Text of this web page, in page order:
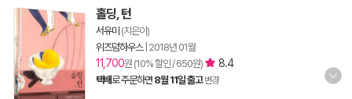
홀딩, 턴
서유미 (지은이)
위즈덤하우스| 2018년 01월
11,700원 (10% 할인 / 650원) 8.4
택배로 주문하면 8월 11일 출고 변경